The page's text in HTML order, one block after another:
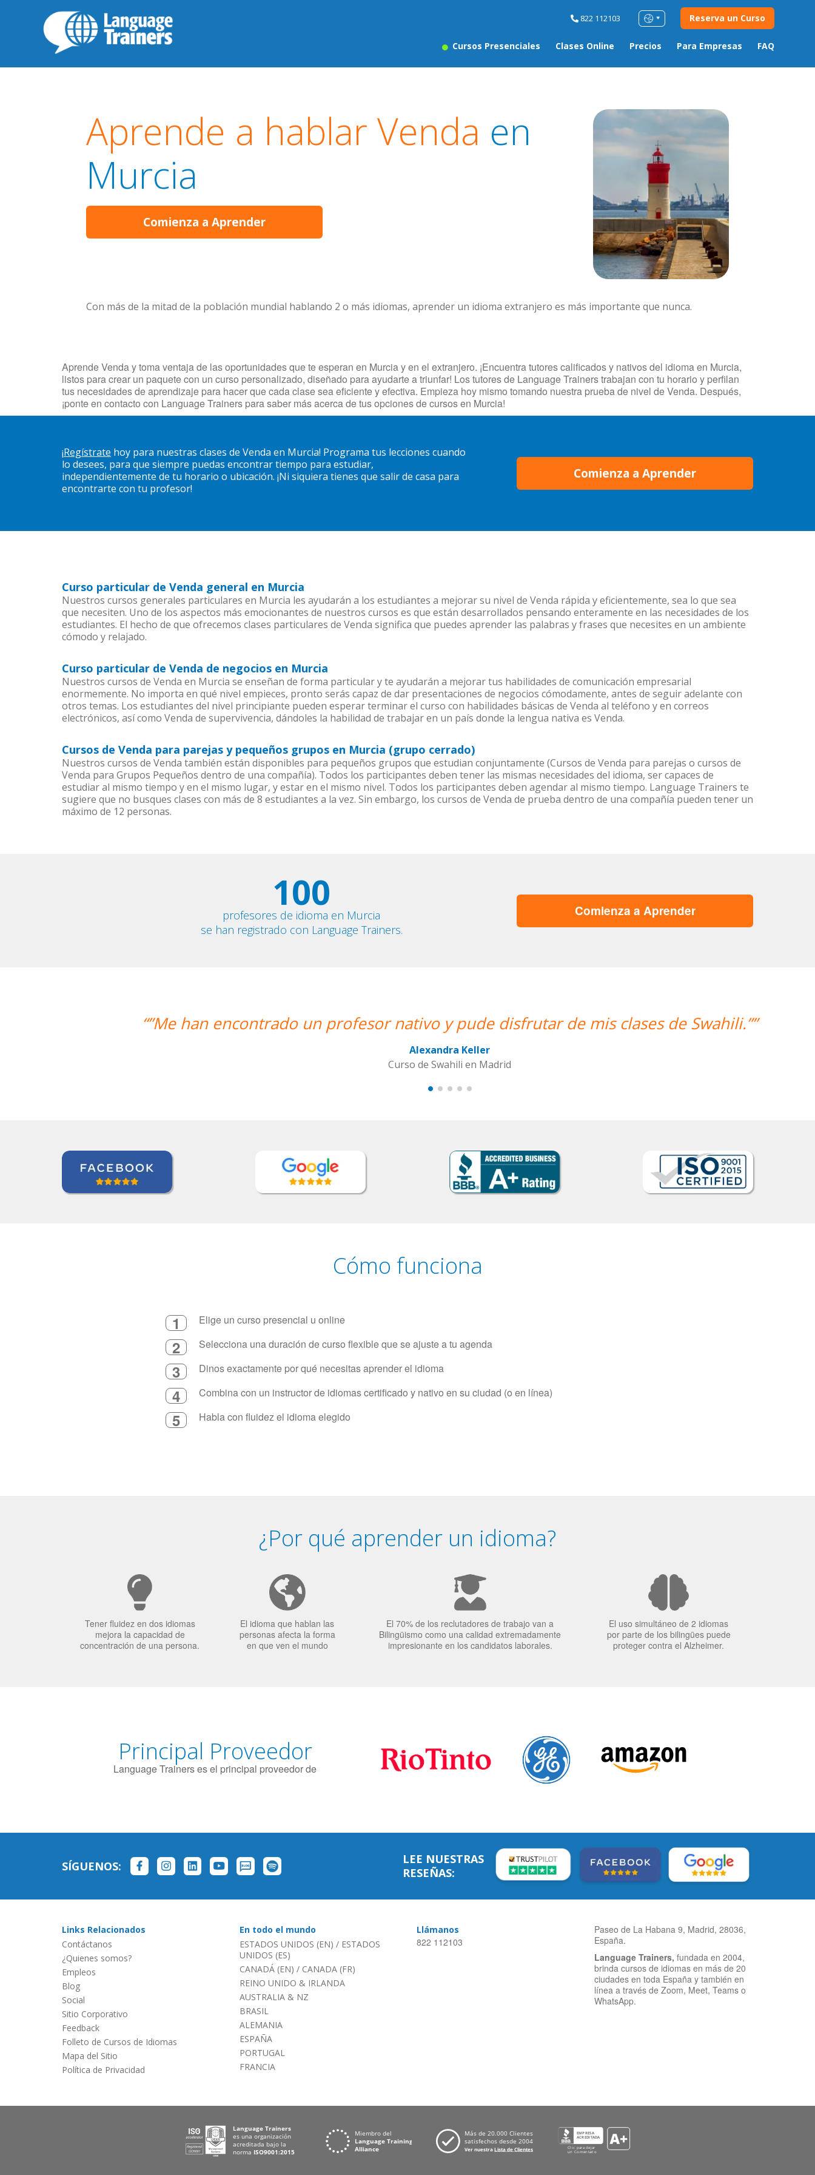
Cursos Presenciales Clases Online Precios Para Empresas FAQ
822 112103 Reserva un Curso
Aprende a hablar Venda en
Murcia
Comienza a Aprender
Con más de la mitad de la población mundial hablando 2 o más idiomas, aprender un idioma extranjero es más importante que nunca.
Aprende Venda y toma ventaja de las oportunidades que te esperan en Murcia y en el extranjero. ¡Encuentra tutores calificados y nativos del idioma en Murcia,
listos para crear un paquete con un curso personalizado, diseñado para ayudarte a triunfar! Los tutores de Language Trainers trabajan con tu horario y perfilan
tus necesidades de aprendizaje para hacer que cada clase sea eficiente y efectiva. Empieza hoy mismo tomando nuestra prueba de nivel de Venda. Después,
¡ponte en contacto con Language Trainers para saber más acerca de tus opciones de cursos en Murcia!
¡Regístrate hoy para nuestras clases de Venda en Murcia! Programa tus lecciones cuando
lo desees, para que siempre puedas encontrar tiempo para estudiar,
independientemente de tu horario o ubicación. ¡Ni siquiera tienes que salir de casa para
encontrarte con tu profesor!
Comienza a Aprender
Curso particular de Venda general en Murcia
Nuestros cursos generales particulares en Murcia les ayudarán a los estudiantes a mejorar su nivel de Venda rápida y eficientemente, sea lo que sea
que necesiten. Uno de los aspectos más emocionantes de nuestros cursos es que están desarrollados pensando enteramente en las necesidades de los
estudiantes. El hecho de que ofrecemos clases particulares de Venda significa que puedes aprender las palabras y frases que necesites en un ambiente
cómodo y relajado.
Curso particular de Venda de negocios en Murcia
Nuestros cursos de Venda en Murcia se enseñan de forma particular y te ayudarán a mejorar tus habilidades de comunicación empresarial
enormemente. No importa en qué nivel empieces, pronto serás capaz de dar presentaciones de negocios cómodamente, antes de seguir adelante con
otros temas. Los estudiantes del nivel principiante pueden esperar terminar el curso con habilidades básicas de Venda al teléfono y en correos
electrónicos, así como Venda de supervivencia, dándoles la habilidad de trabajar en un país donde la lengua nativa es Venda.
Cursos de Venda para parejas y pequeños grupos en Murcia (grupo cerrado)
Nuestros cursos de Venda también están disponibles para pequeños grupos que estudian conjuntamente (Cursos de Venda para parejas o cursos de
Venda para Grupos Pequeños dentro de una compañía). Todos los participantes deben tener las mismas necesidades del idioma, ser capaces de
estudiar al mismo tiempo y en el mismo lugar, y estar en el mismo nivel. Todos los participantes deben agendar al mismo tiempo. Language Trainers te
sugiere que no busques clases con más de 8 estudiantes a la vez. Sin embargo, los cursos de Venda de prueba dentro de una compañía pueden tener un
máximo de 12 personas.
100
profesores de idioma en Murcia
se han registrado con Language Trainers.
Comienza a Aprender
un profesor nativo y pude disfrutar de mis clases de Swahili.”” “”Hemos realizado nuestra
Cómo funciona
1 Elige un curso presencial u online
2 Selecciona una duración de curso flexible que se ajuste a tu agenda
3 Dinos exactamente por qué necesitas aprender el idioma
4 Combina con un instructor de idiomas certificado y nativo en su ciudad (o en línea)
5 Habla con fluidez el idioma elegido
¿Por qué aprender un idioma?
Tener fluidez en dos idiomas
mejora la capacidad de
concentración de una persona.
El idioma que hablan las
personas afecta la forma
en que ven el mundo
El 70% de los reclutadores de trabajo van a
Bilingüismo como una calidad extremadamente
impresionante en los candidatos laborales.
El uso simultáneo de 2 idiomas
por parte de los bilingües puede
proteger contra el Alzheimer.
Principal Proveedor
Language Trainers es el principal proveedor de
SÍGUENOS:
LEE NUESTRAS
RESEÑAS:
Links Relacionados
Contáctanos
¿Quienes somos?
Empleos
Blog
Social
Sitio Corporativo
Feedback
Folleto de Cursos de Idiomas
Mapa del Sitio
Política de Privacidad
En todo el mundo
ESTADOS UNIDOS (EN) / ESTADOS
UNIDOS (ES)
CANADÁ (EN) / CANADA (FR)
REINO UNIDO & IRLANDA
AUSTRALIA & NZ
BRASIL
ALEMANIA
ESPAÑA
PORTUGAL
FRANCIA
Llámanos
822 112103
Paseo de La Habana 9, Madrid, 28036,
España.
Language Trainers, fundada en 2004,
brinda cursos de idiomas en más de 20
ciudades en toda España y también en
línea a través de Zoom, Meet, Teams o
WhatsApp.